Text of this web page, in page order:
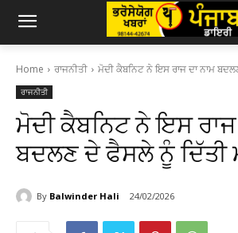
Home ਰਾਜਨੀਤੀ ਮੋਦੀ ਕੈਬਨਿਟ ਨੇ ਇਸ ਰਾਜ ਦਾ ਨਾਮ
ਰਾਜਨੀਤੀ
ਮੋਦੀ ਕੈਬਨਿਟ ਨੇ ਇਸ ਰਾਜ
ਬਦਲਣ ਦੇ ਫੈਸਲੇ ਨੂੰ ਦਿੱਤੀ
By Balwinder Hali 24/02/2026